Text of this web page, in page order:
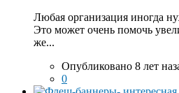
Любая организация иногда
Это может очень помочь
же...
Опубликовано 8 лет
0